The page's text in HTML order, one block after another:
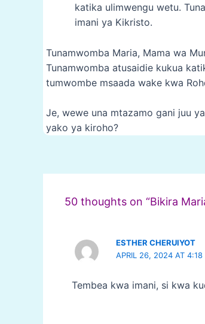
katika ulimwengu wetu.
imani ya Kikristo.
Tunamwomba Maria, Mama wa
Tunamwomba atusaidie kukua
tumwombe msaada wake kwa
Je, wewe una mtazamo gani juu
yako ya kiroho?
navigation
50 thoughts on “Bikira
ESTHER CHERUIYOT
APRIL 26, 2024 AT 4:18
Tembea kwa imani, si kwa